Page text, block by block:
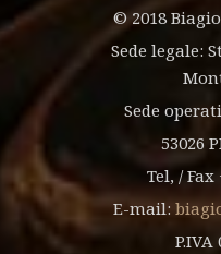
© 2018
Sede legale:
Sede
53026
Tel, / Fax
E-mail:
P.IVA